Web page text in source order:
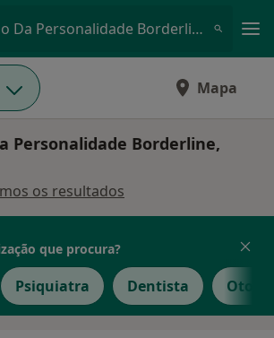
Transtorno Da Personalidade Borderline • Belas, Lisboa
Mapa
Personalidade Borderline,
os resultados
que procura?
Psiquiatra Dentista